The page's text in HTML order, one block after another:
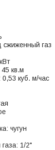
сжиженный газ
кв.м
куб. м/час
чугун
1/2"